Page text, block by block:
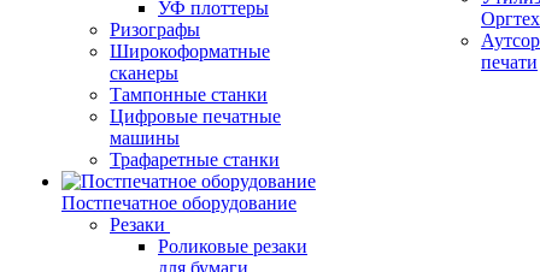
УФ плоттеры
Ризографы
Широкоформатные
сканеры
Тампонные станки
Цифровые печатные
машины
Трафаретные станки
Постпечатное оборудование
Резаки
Роликовые резаки
для бумаги
печати